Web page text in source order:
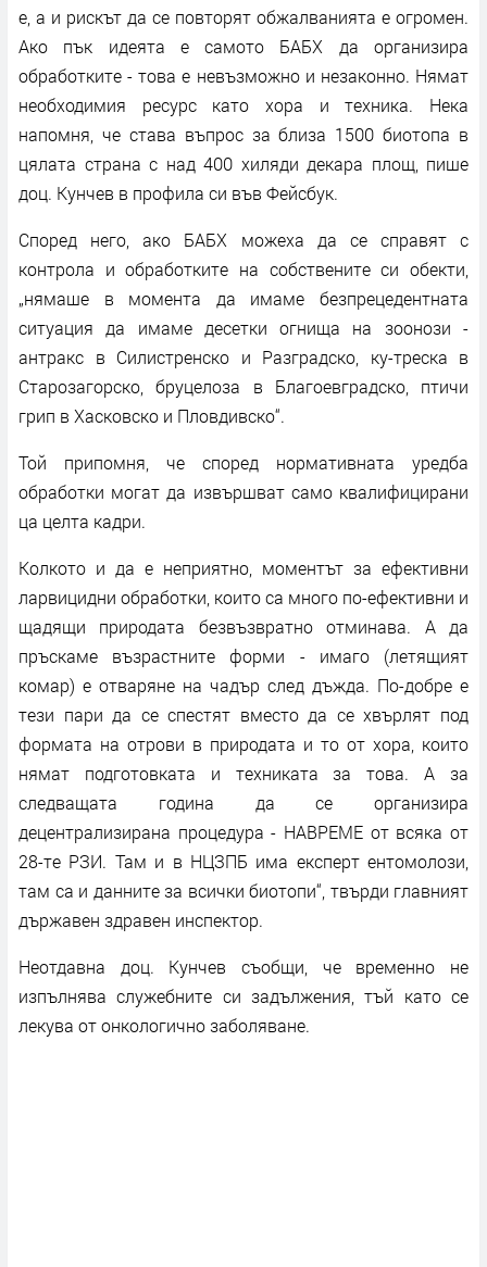
е, а и рискът да се повторят обжалванията е огромен.
Ако пък идеята е самото БАБХ да организира
обработките - това е невъзможно и незаконно. Нямат
необходимия ресурс като хора и техника. Нека
напомня, че става въпрос за близа 1500 биотопа в
цялата страна с над 400 хиляди декара площ, пише
доц. Кунчев в профила си във Фейсбук.
Според него, ако БАБХ можеха да се справят с
контрола и обработките на собствените си обекти,
„нямаше в момента да имаме безпрецедентната
ситуация да имаме десетки огнища на зоонози -
антракс в Силистренско и Разградско, ку-треска в
Старозагорско, бруцелоза в Благоевградско, птичи
грип в Хасковско и Пловдивско“.
Той припомня, че според нормативната уредба
обработки могат да извършват само квалифицирани
ца целта кадри.
Колкото и да е неприятно, моментът за ефективни
ларвицидни обработки, които са много по-ефективни и
щадящи природата безвъзвратно отминава. А да
пръскаме възрастните форми - имаго (летящият
комар) е отваряне на чадър след дъжда. По-добре е
тези пари да се спестят вместо да се хвърлят под
формата на отрови в природата и то от хора, които
нямат подготовката и техниката за това. А за
следващата година да се организира
децентрализирана процедура - НАВРЕМЕ от всяка от
28-те РЗИ. Там и в НЦЗПБ има експерт ентомолози,
там са и данните за всички биотопи“, твърди главният
държавен здравен инспектор.
Неотдавна доц. Кунчев съобщи, че временно не
изпълнява служебните си задължения, тъй като се
лекува от онкологично заболяване.